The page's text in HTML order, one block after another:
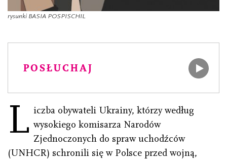
rysunki BASIA POSPISCHIL
POSŁUCHAJ
L iczba obywateli Ukrainy, którzy według
wysokiego komisarza Narodów
Zjednoczonych do spraw uchodźców
(UNHCR) schronili się w Polsce przed wojną,